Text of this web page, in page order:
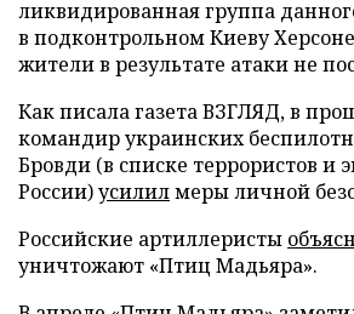
ликвидированная группа
в подконтрольном Киеву
жители в результате атаки не
Как писала газета ВЗГЛЯД, в
командир украинских
Бровди (в списке террористов и
России)усилилмеры личной
Российские артиллеристы
уничтожают «Птиц Мадьяра».